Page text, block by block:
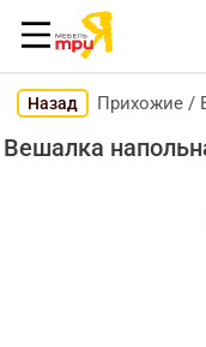
Назад Прихожие /
Вешалка